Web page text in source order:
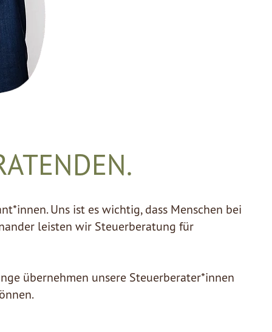
. Uns ist es wichtig, dass Menschen bei
leisten wir Steuerberatung für
übernehmen unsere Steuerberater*innen